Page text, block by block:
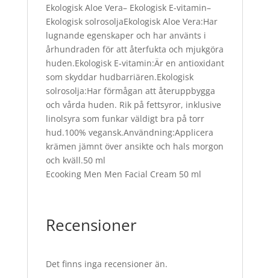
Ekologisk Aloe Vera– Ekologisk E-vitamin–
Ekologisk solrosoljaEkologisk Aloe Vera:Har
lugnande egenskaper och har använts i
århundraden för att återfukta och mjukgöra
huden.Ekologisk E-vitamin:Är en antioxidant
som skyddar hudbarriären.Ekologisk
solrosolja:Har förmågan att återuppbygga
och vårda huden. Rik på fettsyror, inklusive
linolsyra som funkar väldigt bra på torr
hud.100% vegansk.Användning:Applicera
krämen jämnt över ansikte och hals morgon
och kväll.50 ml
Ecooking Men Men Facial Cream 50 ml
Recensioner
Det finns inga recensioner än.